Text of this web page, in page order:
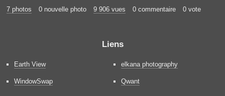
7 photos 0 nouvelle photo 9 906 vues 0 commentaire 0 vote
Liens
Earth View
WindowSwap
elkana photography
Qwant